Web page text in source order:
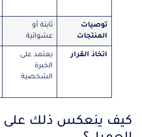
توصيات
المنتجات
ثابتة أو
عشوائية
اتخاذ القرار
يعتمد على
الخبرة
الشخصية
كيف ينعكس ذلك على